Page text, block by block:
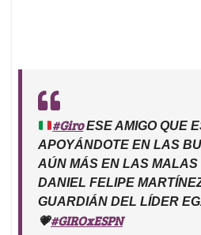
#GiroESE AMIGO QUE
APOYÁNDOTE EN LAS
AÚN MÁS EN LAS MALAS
DANIEL FELIPE
GUARDIÁN DEL LÍDER
💗#GIROxESPN